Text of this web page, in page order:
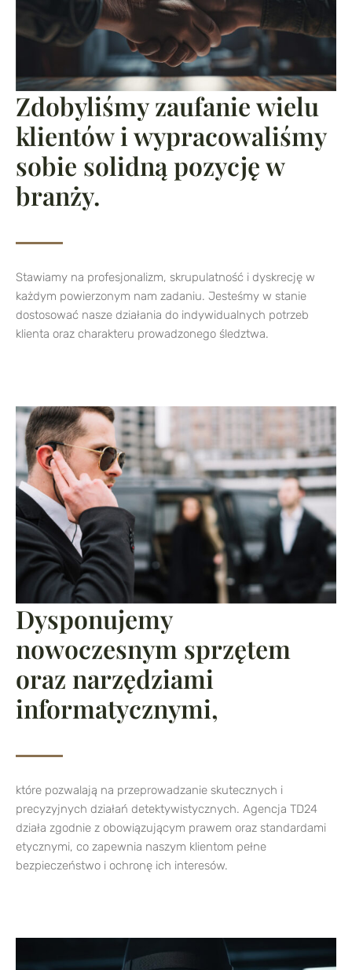
Zdobyliśmy zaufanie wielu
klientów i wypracowaliśmy
sobie solidną pozycję w
branży.
Stawiamy na profesjonalizm, skrupulatność i dyskrecję w
każdym powierzonym nam zadaniu. Jesteśmy w stanie
dostosować nasze działania do indywidualnych potrzeb
klienta oraz charakteru prowadzonego śledztwa.
Dysponujemy
nowoczesnym sprzętem
oraz narzędziami
informatycznymi,
które pozwalają na przeprowadzanie skutecznych i
precyzyjnych działań detektywistycznych. Agencja TD24
działa zgodnie z obowiązującym prawem oraz standardami
etycznymi, co zapewnia naszym klientom pełne
bezpieczeństwo i ochronę ich interesów.